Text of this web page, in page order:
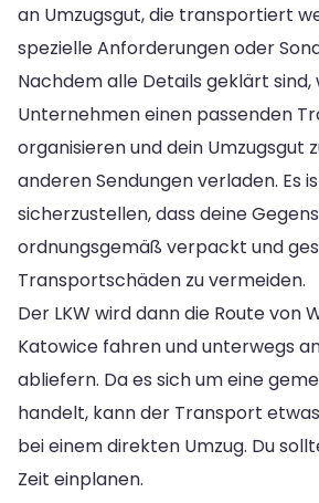
an Umzugsgut, die transportiert
spezielle Anforderungen oder
Nachdem alle Details geklärt sind,
Unternehmen einen passenden
organisieren und dein Umzugsgut
anderen Sendungen verladen. Es
sicherzustellen, dass deine
ordnungsgemäß verpackt und
Transportschäden zu vermeiden.
Der LKW wird dann die Route von
Katowice fahren und unterwegs
abliefern. Da es sich um eine
handelt, kann der Transport
bei einem direkten Umzug. Du
Zeit einplanen.